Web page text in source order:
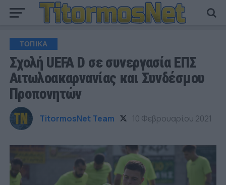
ΤΟΠΙΚΑ
Σχολή UEFA D σε συνεργασία ΕΠΣ
Αιτωλοακαρνανίας και Συνδέσμου
Προπονητών
TitormosNet Team 10 Φεβρουαρίου 2021